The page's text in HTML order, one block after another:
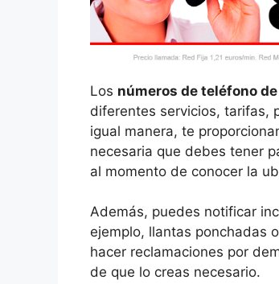
Los números de teléfono
diferentes servicios, tarifas,
igual manera, te
necesaria que debes tener
al momento de conocer la
Además, puedes notificar
ejemplo, llantas ponchadas
hacer reclamaciones por
de que lo creas necesario.